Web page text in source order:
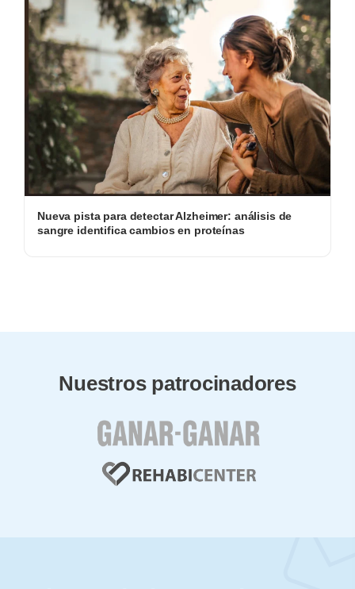
Nueva pista para detectar Alzheimer: análisis de
sangre identifica cambios en proteínas
Nuestros patrocinadores